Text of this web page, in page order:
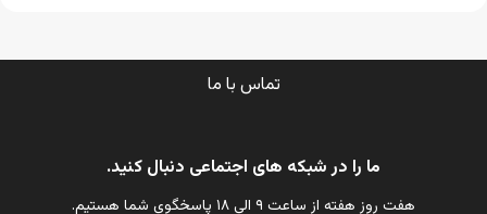
تماس با ما
ما را در شبکه های اجتماعی دنبال کنید.
هفت روز هفته از ساعت ۹ الی ۱۸ پاسخگوی شما هستیم.